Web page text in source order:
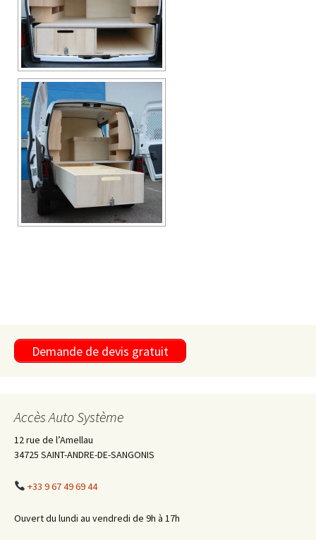
Demande de devis gratuit
Accès Auto Système
12 rue de l’Amellau
34725 SAINT-ANDRE-DE-SANGONIS
+33 9 67 49 69 44
Ouvert du lundi au vendredi de 9h à 17h